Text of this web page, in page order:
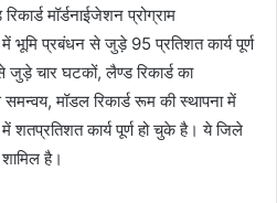
मॉर्डनाईजेशन प्रोग्राम
भूमि प्रबंधन से जुड़े 95 प्रतिशत कार्य पूर्ण
चार घटकों, लैण्ड रिकार्ड का
मॉडल रिकार्ड रूम की स्थापना में
कार्य पूर्ण हो चुके है। ये जिले
है।